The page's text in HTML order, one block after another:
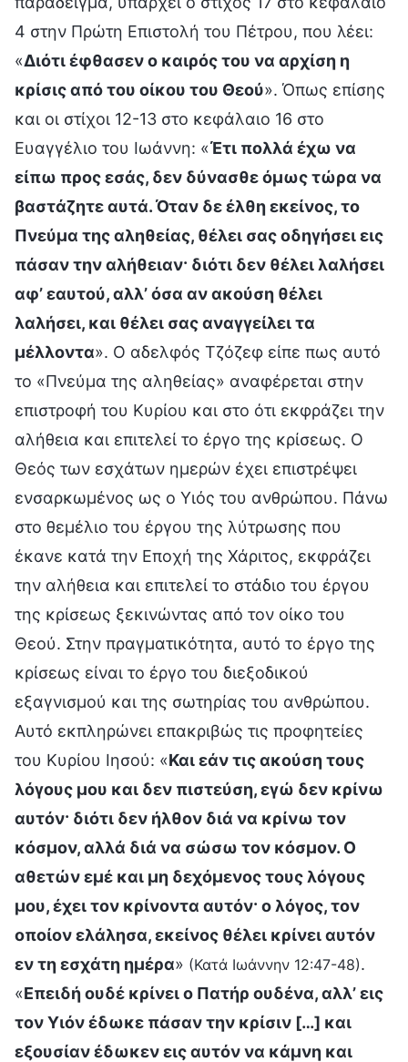
4 στην Πρώτη Επιστολή του Πέτρου, που λέει:
«Διότι έφθασεν ο καιρός του να αρχίση η
κρίσις από του οίκου του Θεού». Όπως επίσης
και οι στίχοι 12-13 στο κεφάλαιο 16 στο
Ευαγγέλιο του Ιωάννη: «Έτι πολλά έχω να
είπω προς εσάς, δεν δύνασθε όμως τώρα να
βαστάζητε αυτά. Όταν δε έλθη εκείνος, το
Πνεύμα της αληθείας, θέλει σας οδηγήσει εις
πάσαν την αλήθειαν· διότι δεν θέλει λαλήσει
αφ’ εαυτού, αλλ’ όσα αν ακούση θέλει
λαλήσει, και θέλει σας αναγγείλει τα
μέλλοντα». Ο αδελφός Τζόζεφ είπε πως αυτό
το «Πνεύμα της αληθείας» αναφέρεται στην
επιστροφή του Κυρίου και στο ότι εκφράζει την
αλήθεια και επιτελεί το έργο της κρίσεως. Ο
Θεός των εσχάτων ημερών έχει επιστρέψει
ενσαρκωμένος ως ο Υιός του ανθρώπου. Πάνω
στο θεμέλιο του έργου της λύτρωσης που
έκανε κατά την Εποχή της Χάριτος, εκφράζει
την αλήθεια και επιτελεί το στάδιο του έργου
της κρίσεως ξεκινώντας από τον οίκο του
Θεού. Στην πραγματικότητα, αυτό το έργο της
κρίσεως είναι το έργο του διεξοδικού
εξαγνισμού και της σωτηρίας του ανθρώπου.
Αυτό εκπληρώνει επακριβώς τις προφητείες
του Κυρίου Ιησού: «Και εάν τις ακούση τους
λόγους μου και δεν πιστεύση, εγώ δεν κρίνω
αυτόν· διότι δεν ήλθον διά να κρίνω τον
κόσμον, αλλά διά να σώσω τον κόσμον. Ο
αθετών εμέ και μη δεχόμενος τους λόγους
μου, έχει τον κρίνοντα αυτόν· ο λόγος, τον
οποίον ελάλησα, εκείνος θέλει κρίνει αυτόν
εν τη εσχάτη ημέρα» (Κατά Ιωάννην 12:47-48).
«Επειδή ουδέ κρίνει ο Πατήρ ουδένα, αλλ’ εις
τον Υιόν έδωκε πάσαν την κρίσιν […] και
εξουσίαν έδωκεν εις αυτόν να κάμνη και